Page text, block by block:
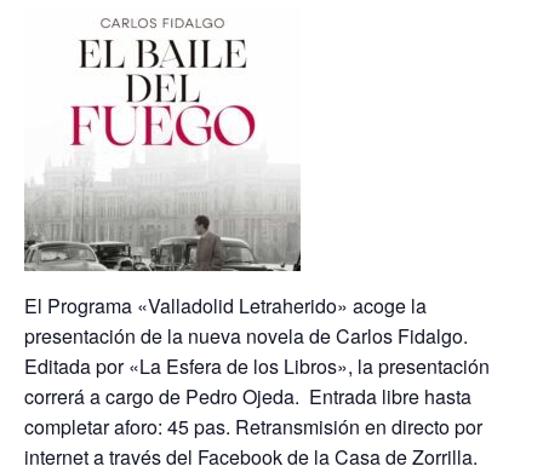
El Programa «Valladolid Letraherido» acoge la
presentación de la nueva novela de Carlos Fidalgo.
Editada por «La Esfera de los Libros», la presentación
correrá a cargo de Pedro Ojeda. Entrada libre hasta
completar aforo: 45 pas. Retransmisión en directo por
internet a través del Facebook de la Casa de Zorrilla.